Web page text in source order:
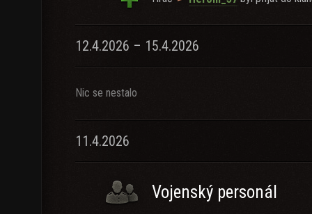
12.4.2026 – 15.4.2026
Nic se nestalo
11.4.2026
Vojenský personál